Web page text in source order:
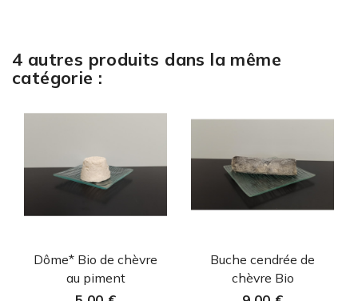
4 autres produits dans la même
catégorie :
 Aperçu rapide
Dôme* Bio de chèvre
au piment
 Aperçu rapide
Buche cendrée de
chèvre Bio